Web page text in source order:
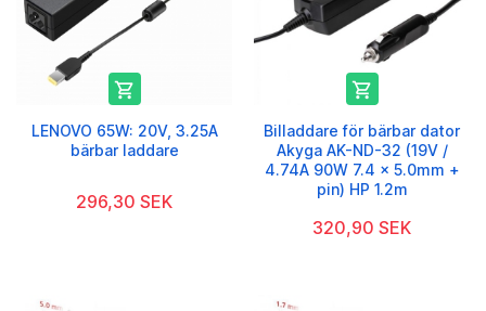

LENOVO 65W: 20V, 3.25A
bärbar laddare
296,30 SEK

Billaddare för bärbar dator
Akyga AK-ND-32 (19V /
4.74A 90W 7.4 x 5.0mm +
pin) HP 1.2m
320,90 SEK